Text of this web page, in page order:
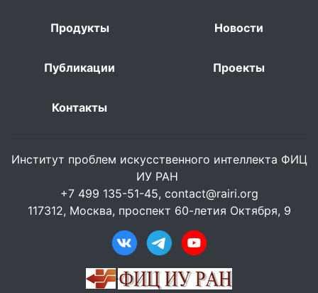
Продукты Новости
Публикации Проекты
Контакты
Институт проблем искусственного интеллекта ФИЦ
ИУ РАН
+7 499 135-51-45, contact@rairi.org
117312, Москва, проспект 60-летия Октября, 9